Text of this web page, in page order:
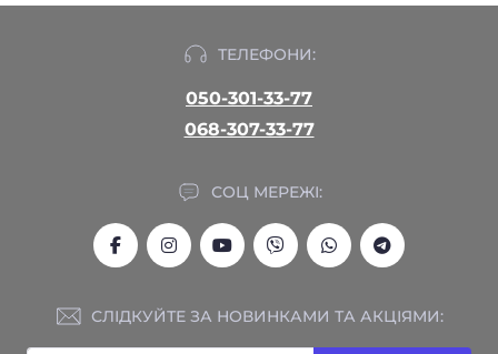
ТЕЛЕФОНИ:
050-301-33-77
068-307-33-77
СОЦ МЕРЕЖІ:
СЛІДКУЙТЕ ЗА НОВИНКАМИ ТА АКЦІЯМИ: